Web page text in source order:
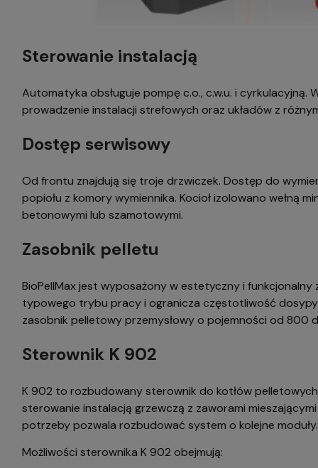
Sterowanie instalacją
Automatyka obsługuje pompę c.o., c.w.u. i
prowadzenie instalacji strefowych oraz układów z
Dostęp serwisowy
Od frontu znajdują się troje drzwiczek. Dostęp do
popiołu z komory wymiennika. Kocioł izolowano wełną
betonowymi lub szamotowymi.
Zasobnik pelletu
BioPellMax jest wyposażony w estetyczny i
typowego trybu pracy i ogranicza częstotliwość
zasobnik pelletowy przemysłowy o pojemności od 800
Sterownik K 902
K 902 to rozbudowany sterownik do kotłów
sterowanie instalacją grzewczą z zaworami
potrzeby pozwala rozbudować system o kolejne moduły.
Możliwości sterownika K 902 obejmują: